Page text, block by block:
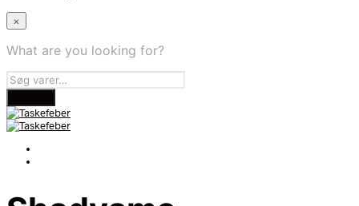
×
What are you looking for?